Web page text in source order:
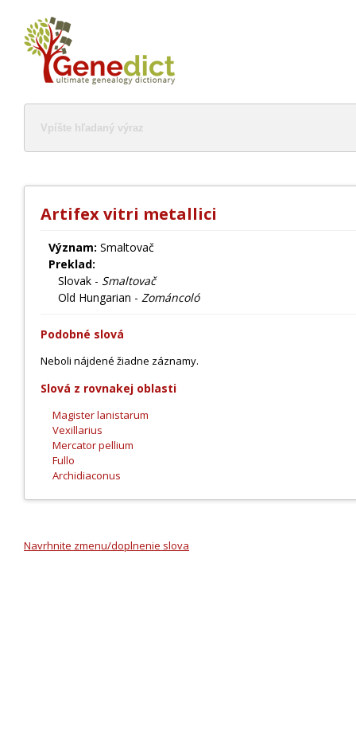
Artifex vitri metallici
Význam: Smaltovač
Preklad:
Slovak - Smaltovač
Old Hungarian - Zománcoló
Podobné slová
Neboli nájdené žiadne záznamy.
Slová z rovnakej oblasti
Magister lanistarum
Vexillarius
Mercator pellium
Fullo
Archidiaconus
Navrhnite zmenu/doplnenie slova